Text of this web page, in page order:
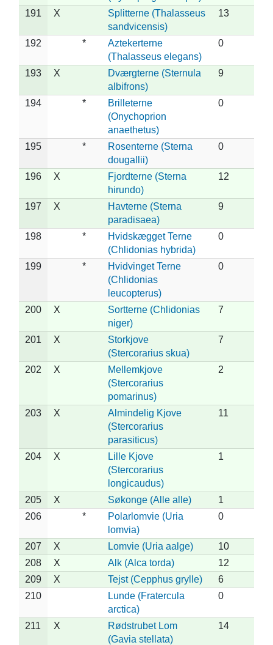
191
X
Splitterne (Thalasseus
sandvicensis)
13
192 *
Aztekerterne
(Thalasseus elegans)
0
193 X
Dværgterne (Sternula
albifrons)
9
194 *
Brilleterne
(Onychoprion
anaethetus)
0
195 *
Rosenterne (Sterna
dougallii)
0
196 X
Fjordterne (Sterna
hirundo)
12
197 X
Havterne (Sterna
paradisaea)
9
198 *
Hvidskægget Terne
(Chlidonias hybrida)
0
199 *
Hvidvinget Terne
(Chlidonias
leucopterus)
0
200 X
Sortterne (Chlidonias
niger)
7
201 X
Storkjove
(Stercorarius skua)
7
202 X
Mellemkjove
(Stercorarius
pomarinus)
2
203 X
Almindelig Kjove
(Stercorarius
parasiticus)
11
204 X
Lille Kjove
(Stercorarius
longicaudus)
1
205 X Søkonge (Alle alle)
1
206
*
Polarlomvie (Uria
lomvia)
0
207 X Lomvie (Uria aalge)
10
208
X Alk (Alca torda)
12
209
X Tejst (Cepphus grylle)
6
210
Lunde (Fratercula
arctica)
0
211 X
Rødstrubet Lom
(Gavia stellata)
14